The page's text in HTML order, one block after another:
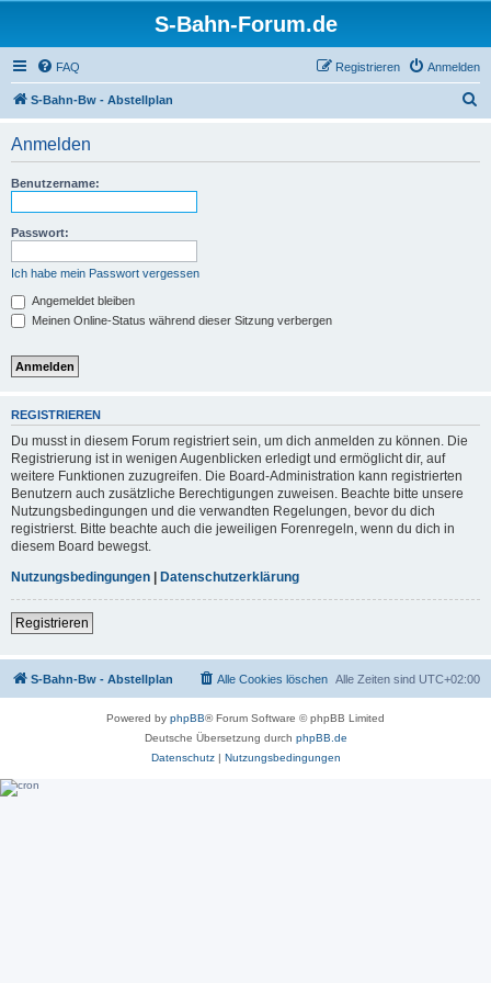
S-Bahn-Forum.de
FAQ Anmelden
Registrieren
S-Bahn-Bw - Abstellplan
Anmelden
Benutzername:
Passwort:
Ich habe mein Passwort vergessen
Angemeldet bleiben
Meinen Online-Status während dieser Sitzung verbergen
REGISTRIEREN
Du musst in diesem Forum registriert sein, um dich anmelden zu können. Die
Registrierung ist in wenigen Augenblicken erledigt und ermöglicht dir, auf
weitere Funktionen zuzugreifen. Die Board-Administration kann registrierten
Benutzern auch zusätzliche Berechtigungen zuweisen. Beachte bitte unsere
Nutzungsbedingungen und die verwandten Regelungen, bevor du dich
registrierst. Bitte beachte auch die jeweiligen Forenregeln, wenn du dich in
diesem Board bewegst.
Nutzungsbedingungen | Datenschutzerklärung
Registrieren
S-Bahn-Bw - Abstellplan Alle Zeiten sind UTC+02:00
Alle Cookies löschen
Powered by phpBB® Forum Software © phpBB Limited
Deutsche Übersetzung durch phpBB.de
Datenschutz| Nutzungsbedingungen